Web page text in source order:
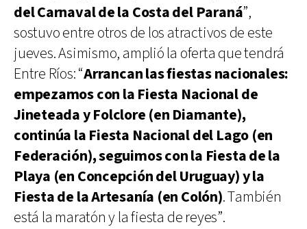
del Carnaval de la Costa del Paraná”,
sostuvo entre otros de los atractivos de este
jueves. Asimismo, amplió la oferta que tendrá
Entre Ríos: “Arrancan las fiestas nacionales:
empezamos con la Fiesta Nacional de
Jineteada y Folclore (en Diamante),
continúa la Fiesta Nacional del Lago (en
Federación), seguimos con la Fiesta de la
Playa (en Concepción del Uruguay) y la
Fiesta de la Artesanía (en Colón). También
está la maratón y la fiesta de reyes”.